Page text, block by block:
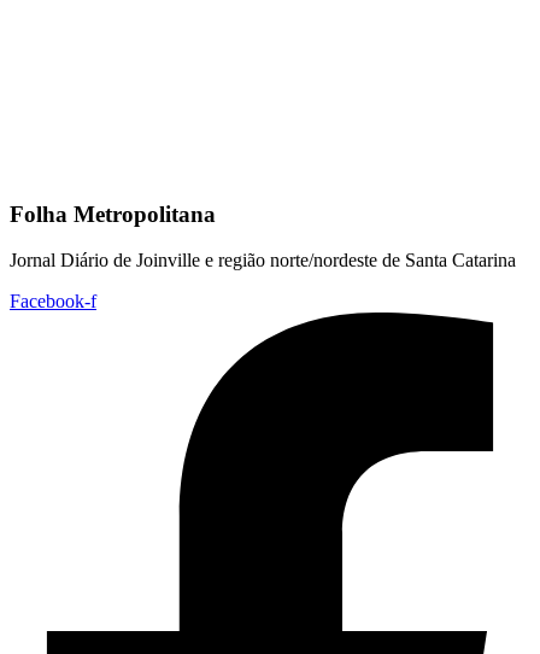
Folha Metropolitana
Jornal Diário de Joinville e região norte/nordeste de Santa Catarina
Facebook-f